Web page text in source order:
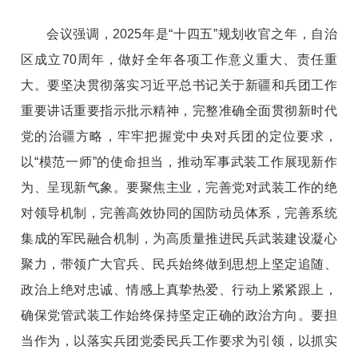
会议强调，2025年是“十四五”规划收官之年，自治
区成立70周年，做好全年各项工作意义重大、责任重
大。要坚决贯彻落实习近平总书记关于新疆和兵团工作
重要讲话重要指示批示精神，完整准确全面贯彻新时代
党的治疆方略，牢牢把握党中央对兵团的定位要求，
以“模范一师”的使命担当，推动军事武装工作展现新作
为、呈现新气象。要聚焦主业，完善党对武装工作的绝
对领导机制，完善高效协同的国防动员体系，完善系统
集成的军民融合机制，为高质量推进民兵武装建设凝心
聚力，带领广大官兵、民兵始终做到思想上坚定追随、
政治上绝对忠诚、情感上真挚热爱、行动上紧紧跟上，
确保党管武装工作始终保持坚定正确的政治方向。要担
当作为，以落实兵团党委民兵工作要求为引领，以抓实